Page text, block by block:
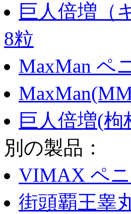
巨人倍増（
8粒
MaxMan ペ
巨人倍増(
別の製品：
VIMAX ペ
街頭覇王睾